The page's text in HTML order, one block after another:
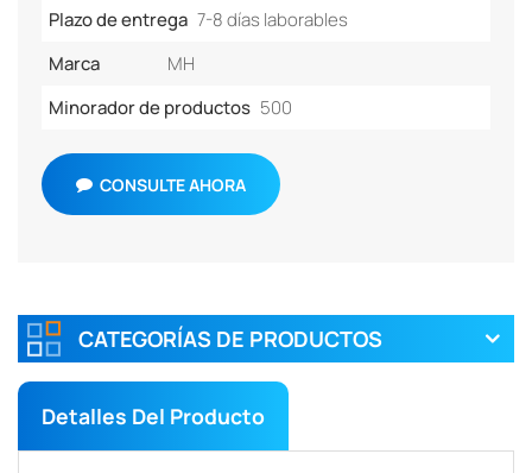
Plazo de entrega 7-8 días laborables
Marca
MH
Minorador de productos 500
CONSULTE AHORA
CATEGORÍAS DE PRODUCTOS
Detalles Del Producto